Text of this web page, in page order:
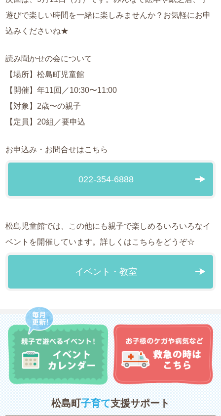
遊びで楽しい時間を一緒に楽しみませんか？お気軽にお申
込みくださいね★
読み聞かせの会について
【場所】松島町児童館
【開催】年11回／10:30〜11:00
【対象】2歳〜の親子
【定員】20組／要申込
お申込み・お問合せはこちら
022-354-6888
松島児童館では、この他にも親子で楽しめるいろいろなイ
ベントを開催しています。詳しくはこちらをどうぞ☆
イベント・教室
松島町子育て支援サポート